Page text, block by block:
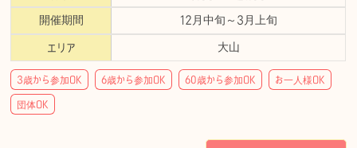
開催期間 12月中旬～3月上旬
エリア 大山
3歳から参加OK 6歳から参加OK 60歳から参加OK お一人様OK
団体OK